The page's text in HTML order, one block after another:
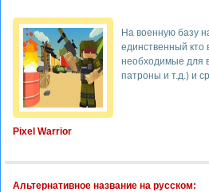
Pixel Warrior
На военную базу
единственный
необходимые для
патроны и т.д.) и
Альтернативное название на русском: